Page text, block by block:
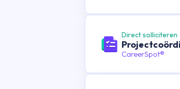
Direct solliciteren
CareerSpot®